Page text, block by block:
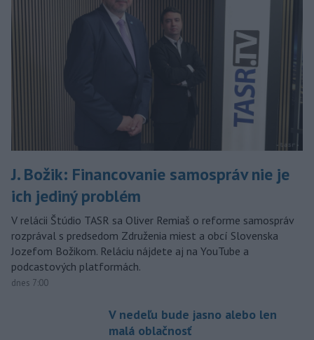
J. Božik: Financovanie samospráv nie je
ich jediný problém
V relácii Štúdio TASR sa Oliver Remiaš o reforme samospráv
rozprával s predsedom Združenia miest a obcí Slovenska
Jozefom Božikom. Reláciu nájdete aj na YouTube a
podcastových platformách.
dnes 7:00
V nedeľu bude jasno alebo len
malá oblačnosť